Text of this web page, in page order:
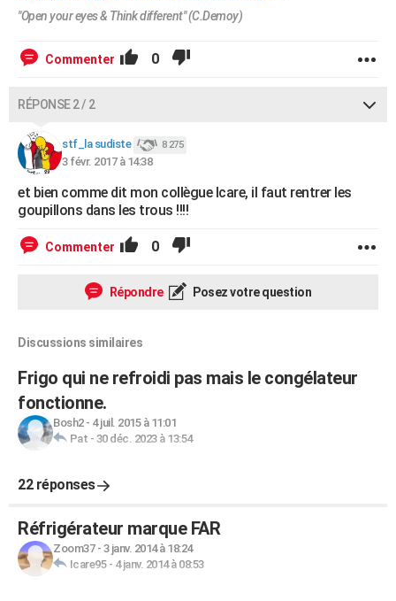
"Open your eyes & Think different" (C.Demoy)
Commenter 0
RÉPONSE 2 / 2
stf_la sudiste 8 275
3 févr. 2017 à 14:38
et bien comme dit mon collègue Icare, il faut rentrer les
goupillons dans les trous !!!!
Commenter 0
Répondre Posez votre question
Discussions similaires
Frigo qui ne refroidi pas mais le congélateur
fonctionne.
Bosh2- 4 juil. 2015 à 11:01
Pat - 30 déc. 2023 à 13:54
22 réponses
Réfrigérateur marque FAR
Zoom37- 3 janv. 2014 à 18:24
Icare95- 4 janv. 2014 à 08:53